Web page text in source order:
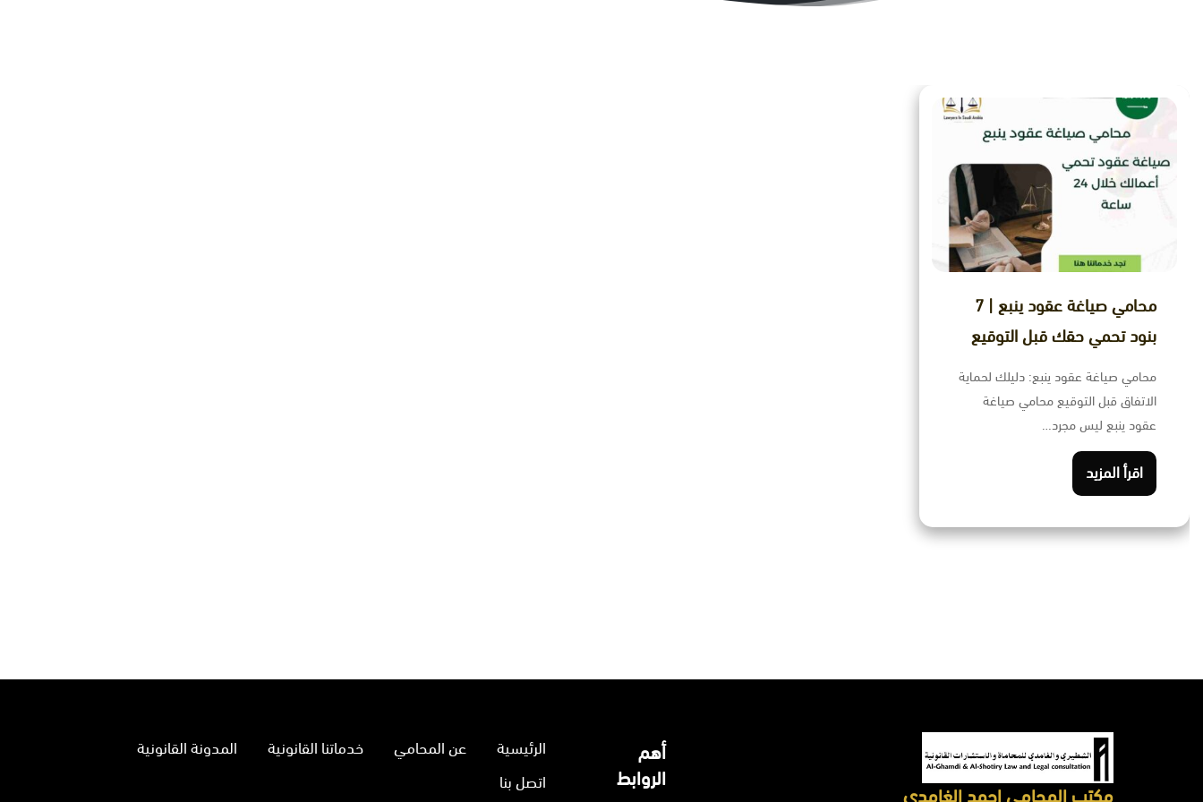
محامي صياغة عقود ينبع | 7
بنود تحمي حقك قبل التوقيع
محامي صياغة عقود ينبع: دليلك لحماية
الاتفاق قبل التوقيع محامي صياغة
عقود ينبع ليس مجرد…
اقرأ المزيد
مكتب المحامي احمد الغامدي
أهم
الروابط
الرئيسية عن المحامي خدماتنا القانونية
المدونة القانونية
اتصل بنا